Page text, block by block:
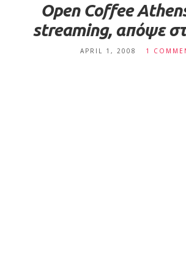
Open Coffee
streaming, απόψε
APRIL 1, 2008 1